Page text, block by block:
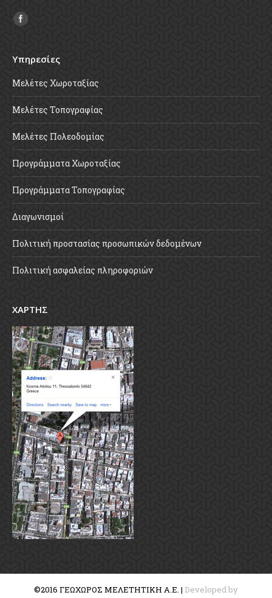
Find us on:
Υπηρεσίες
Μελέτες Χωροταξίας
Μελέτες Τοπογραφίας
Μελέτες Πολεοδομίας
Προγράμματα Χωροταξίας
Προγράμματα Τοπογραφίας
Διαγωνισμοί
Πολιτική προστασίας προσωπικών δεδομένων
Πολιτική ασφαλείας πληροφοριών
ΧΑΡΤΗΣ
©2016 ΓΕΩΧΩΡΟΣ ΜΕΛΕΤΗΤΙΚΗ Α.Ε. | Developed by